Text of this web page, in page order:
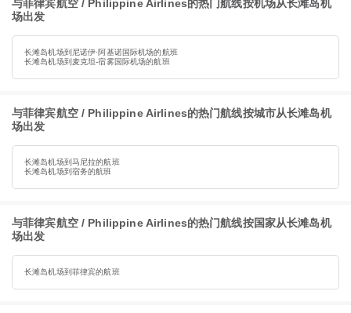
与菲律宾航空 / Philippine Airlines的热门航线按机场从长滩岛机
场出发
长滩岛机场到尼诺伊·阿基诺国际机场的航班
长滩岛机场到麦克坦-宿雾国际机场的航班
与菲律宾航空 / Philippine Airlines的热门航线按城市从长滩岛机
场出发
长滩岛机场到马尼拉的航班
长滩岛机场到宿务的航班
与菲律宾航空 / Philippine Airlines的热门航线按国家从长滩岛机
场出发
长滩岛机场到菲律宾的航班